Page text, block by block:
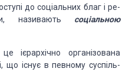
до соціальних благ і ре­
називають соціальною
ієрархічно організована
що існує в певному суспіль­